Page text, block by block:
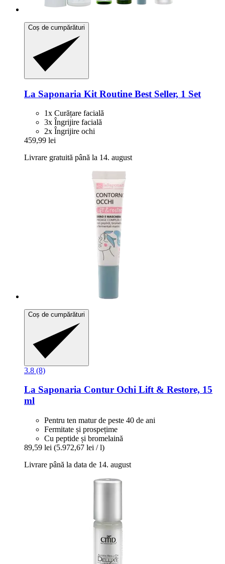
Coș de cumpărături
La Saponaria Kit Routine Best Seller, 1 Set
1x Curățare facială
3x Îngrijire facială
2x Îngrijire ochi
459,99 lei
Livrare gratuită până la 14. august
Coș de cumpărături
3.8 (8)
La Saponaria Contur Ochi Lift & Restore, 15
ml
Pentru ten matur de peste 40 de ani
Fermitate și prospețime
Cu peptide și bromelaină
89,59 lei (5.972,67 lei / l)
Livrare până la data de 14. august